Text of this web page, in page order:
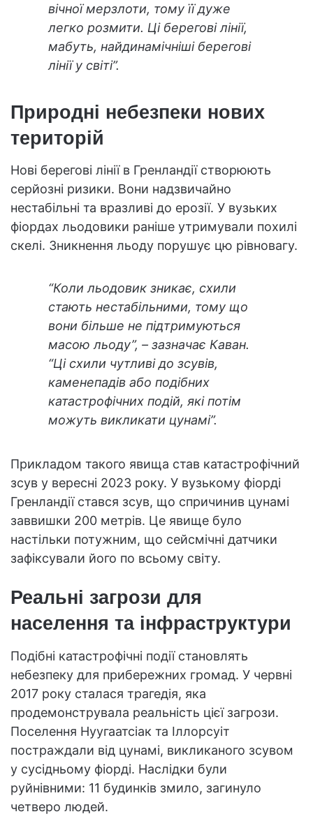
вічної мерзлоти, тому її дуже
легко розмити. Ці берегові лінії,
мабуть, найдинамічніші берегові
лінії у світі”.
Природні небезпеки нових
територій
Нові берегові лінії в Гренландії створюють
серйозні ризики. Вони надзвичайно
нестабільні та вразливі до ерозії. У вузьких
фіордах льодовики раніше утримували похилі
скелі. Зникнення льоду порушує цю рівновагу.
“Коли льодовик зникає, схили
стають нестабільними, тому що
вони більше не підтримуються
масою льоду”, – зазначає Каван.
“Ці схили чутливі до зсувів,
каменепадів або подібних
катастрофічних подій, які потім
можуть викликати цунамі”.
Прикладом такого явища став катастрофічний
зсув у вересні 2023 року. У вузькому фіорді
Гренландії стався зсув, що спричинив цунамі
заввишки 200 метрів. Це явище було
настільки потужним, що сейсмічні датчики
зафіксували його по всьому світу.
Реальні загрози для
населення та інфраструктури
Подібні катастрофічні події становлять
небезпеку для прибережних громад. У червні
2017 року сталася трагедія, яка
продемонструвала реальність цієї загрози.
Поселення Нуугаатсіак та Іллорсуіт
постраждали від цунамі, викликаного зсувом
у сусідньому фіорді. Наслідки були
руйнівними: 11 будинків змило, загинуло
четверо людей.